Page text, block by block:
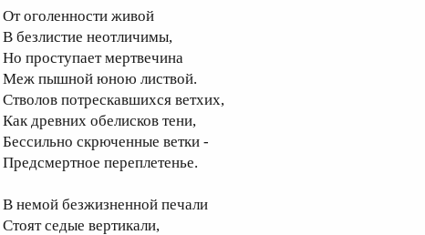
От оголенности живой
В безлистие неотличимы,
Но проступает мертвечина
Меж пышной юною листвой.
Стволов потрескавшихся ветхих,
Как древних обелисков тени,
Бессильно скрюченные ветки -
Предсмертное переплетенье.
В немой безжизненной печали
Стоят седые вертикали,